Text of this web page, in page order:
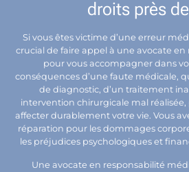
droits près
Si vous êtes victime d’une erreur
crucial de faire appel à une avocate
pour vous accompagner dans
conséquences d’une faute médicale,
de diagnostic, d’un traitement
intervention chirurgicale mal
affecter durablement votre vie. Vous
réparation pour les dommages
les préjudices psychologiques et
Une avocate en responsabilité